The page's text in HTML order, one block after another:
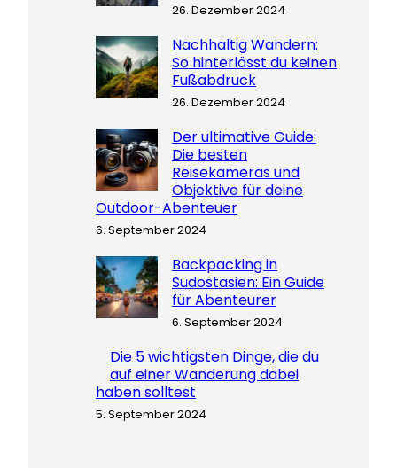
26. Dezember 2024
Nachhaltig Wandern:
So hinterlässt du keinen
Fußabdruck
26. Dezember 2024
Der ultimative Guide:
Die besten
Reisekameras und
Objektive für deine
Outdoor-Abenteuer
6. September 2024
Backpacking in
Südostasien: Ein Guide
für Abenteurer
6. September 2024
Die 5 wichtigsten Dinge, die du
auf einer Wanderung dabei
haben solltest
5. September 2024